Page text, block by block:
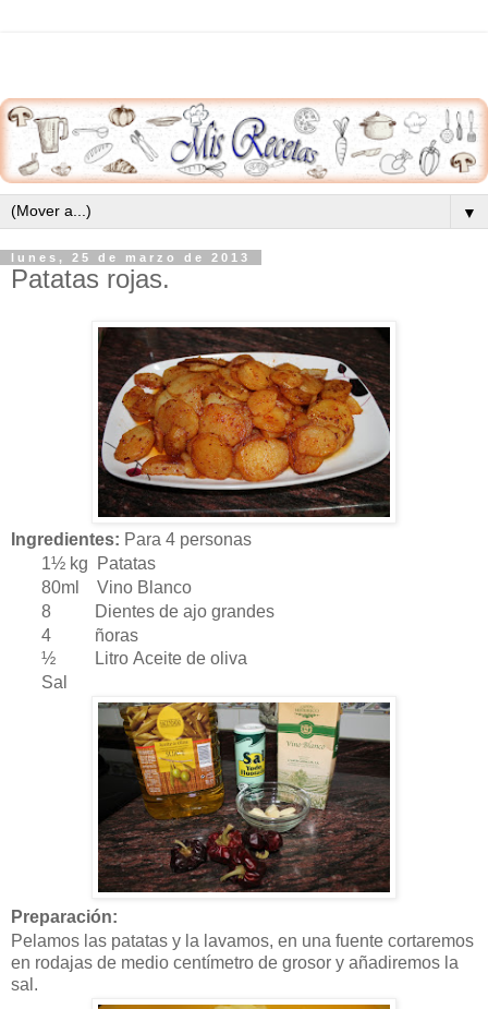
▼
lunes, 25 de marzo de 2013
Patatas rojas.
Ingredientes: Para 4 personas
1½ kg Patatas
80ml Vino Blanco
8 Dientes de ajo grandes
4 ñoras
½ Litro Aceite de oliva
Sal
Preparación:
Pelamos las patatas y la lavamos, en una fuente cortaremos
en rodajas de medio centímetro de grosor y añadiremos la
sal.